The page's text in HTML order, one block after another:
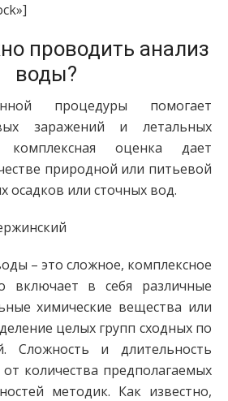
проводить анализ
воды?
процедуры помогает
заражений и летальных
комплексная оценка дает
природной или питьевой
осадков или сточных вод.
– это сложное, комплексное
включает в себя различные
химические вещества или
целых групп сходных по
Сложность и длительность
количества предполагаемых
методик. Как известно,